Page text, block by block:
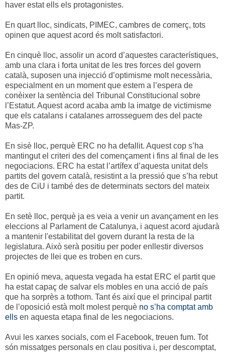
haver estat ells els protagonistes.
En quart lloc, sindicats, PIMEC, cambres de comerç, tots
opinen que aquest acord és molt satisfactori.
En cinquè lloc, assolir un acord d’aquestes característiques,
amb una clara i forta unitat de les tres forces del govern
català, suposen una injecció d’optimisme molt necessària,
especialment en un moment que estem a l’espera de
conèixer la sentència del Tribunal Constitucional sobre
l’Estatut. Aquest acord acaba amb la imatge de victimisme
que els catalans i catalanes arrosseguem des del pacte
Mas-ZP.
En sisè lloc, perquè ERC no ha defallit. Aquest cop s’ha
mantingut el criteri des del començament i fins al final de les
negociacions. ERC ha estat l’artífex d’aquesta unitat dels
partits del govern català, resistint a la pressió que s’ha rebut
des de CiU i també des de determinats sectors del mateix
partit.
En setè lloc, perquè ja es veia a venir un avançament en les
eleccions al Parlament de Catalunya, i aquest acord ajudarà
a mantenir l'estabilitat del govern durant la resta de la
legislatura. Això serà positiu per poder enllestir diversos
projectes de llei que es troben en curs.
En opinió meva, aquesta vegada ha estat ERC el partit que
ha estat capaç de salvar els mobles en una acció de país
que ha sorprès a tothom. Tant és així que el principal partit
de l’oposició està molt molest perquè no s’ha comptat amb
ells en aquesta etapa final de les negociacions.
Avui les xarxes socials, com el Facebook, treuen fum. Tot
són missatges personals en clau positiva i, per descomptat,